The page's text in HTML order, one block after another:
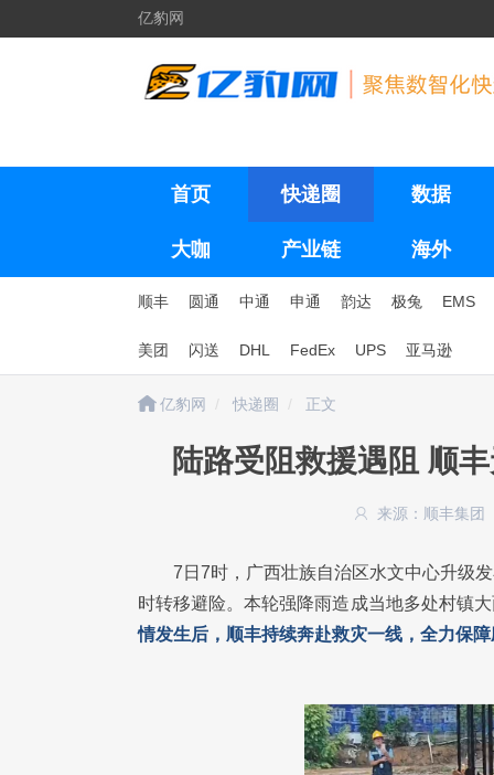
亿豹网
首页 快递圈 数据
大咖 产业链 海外
顺丰 圆通 中通 申通 韵达 极兔 EMS
美团 闪送 DHL FedEx UPS 亚马逊
亿豹网 快递圈 正文
陆路受阻救援遇阻 顺
来源：顺丰集团
7日7时，广西壮族自治区水文中心升级
时转移避险。本轮强降雨造成当地多处村镇
情发生后，顺丰持续奔赴救灾一线，全力保